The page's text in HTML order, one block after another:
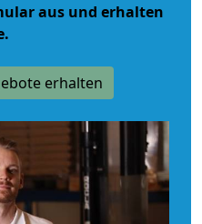
aus und erhalten
erhalten